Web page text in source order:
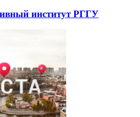
институт РГГУ